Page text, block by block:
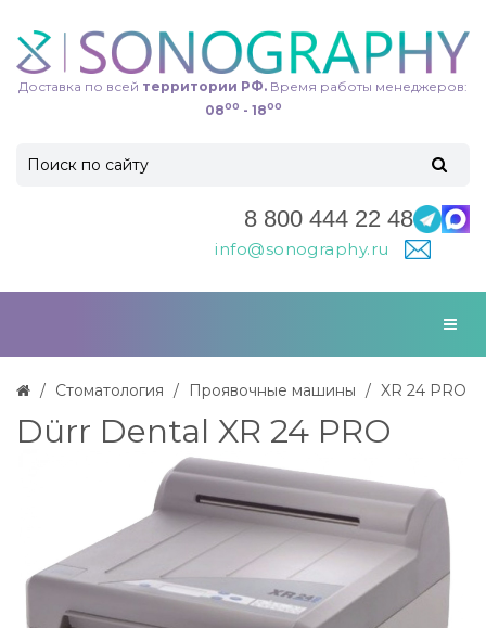
Доставка по всей территории РФ. Время работы менеджеров:
0800 - 1800
8 800 444 22 48
info@sonography.ru
Стоматология Проявочные машины XR 24 PRO
Dürr Dental XR 24 PRO